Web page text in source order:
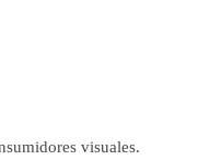
visuales.